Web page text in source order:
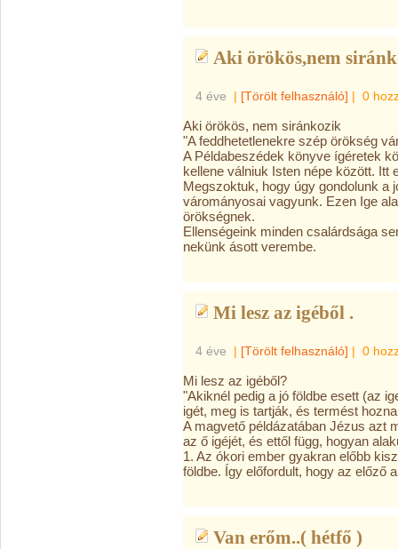
Aki örökös,nem
4 éve | [Törölt felhasználó] | 0
Aki örökös, nem siránkozik
"A feddhetetlenekre szép örökség
A Példabeszédek könyve ígéretek
kellene válniuk Isten népe között. Itt
Megszoktuk, hogy úgy gondolunk a
várományosai vagyunk. Ezen Ige
örökségnek.
Ellenségeink minden csalárdsága
nekünk ásott verembe.
Mi lesz az igéből .
4 éve | [Törölt felhasználó] | 0
Mi lesz az igéből?
"Akiknél pedig a jó földbe esett (az
igét, meg is tartják, és termést
A magvető példázatában Jézus azt
az ő igéjét, és ettől függ, hogyan
1. Az ókori ember gyakran előbb
földbe. Így előfordult, hogy az előző
Van erőm..( hétfő )